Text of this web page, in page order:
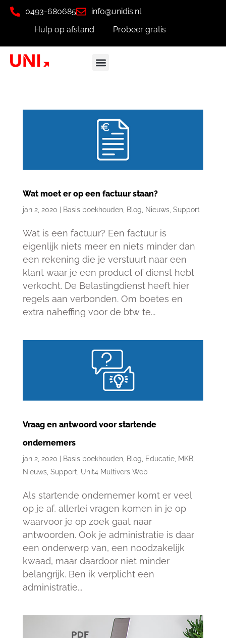
0493-680685
info@unidis.nl
Hulp op afstand
Probeer gratis
Wat moet er op een factuur staan?
jan 2, 2020 Basis boekhouden, Blog Nieuws, Support
Wat is een factuur? Een factuur is
eigenlijk niets meer en niets minder dan
een rekening die je verstuurt naar een
klant waar je een product of dienst hebt
verkocht. De Belastingdienst heeft hier
regels aan verbonden. Om boetes en
extra naheffing voor de btw te...
Vraag en antwoord voor startende
ondernemers
jan 2, 2020 Basis boekhouden, Blog Educatie, MKB,
Nieuws, Support Unit4 Multivers Web
Als startende ondernemer komt er veel
op je af, allerlei vragen komen in je op
waarvoor je op zoek gaat naar
antwoorden. Ook je administratie is daar
een onderwerp van, een noodzakelijk
kwaad, maar daardoor niet minder
belangrijk. Ben ik verplicht een
administratie...